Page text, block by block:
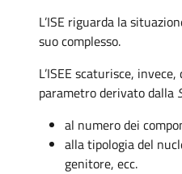
L’ISE riguarda la
suo complesso.
L’ISEE scaturisce,
parametro derivato dalla
al numero dei
alla tipologia del
genitore, ecc.